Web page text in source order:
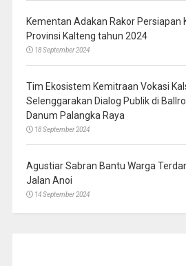
Kementan Adakan Rakor Persiapan
Provinsi Kalteng tahun 2024
18 September 2024
Tim Ekosistem Kemitraan Vokasi
Selenggarakan Dialog Publik di
Danum Palangka Raya
18 September 2024
Agustiar Sabran Bantu Warga
Jalan Anoi
14 September 2024